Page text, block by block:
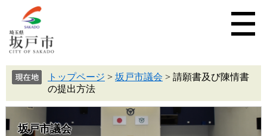
トップページ > 坂戸市議会 > 請願書及び陳情書
の提出方法
坂戸市議会